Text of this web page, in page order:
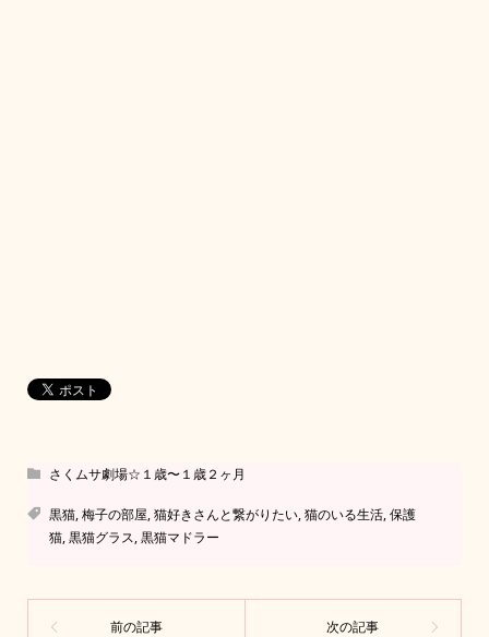
さくムサ劇場☆１歳〜１歳２ヶ月
黒猫,梅子の部屋,猫好きさんと繋がりたい,猫のいる生活,保護
猫,黒猫グラス,黒猫マドラー